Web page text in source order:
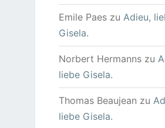
Emile Paeszu Adieu,
Gisela.
Norbert Hermannszu
liebe Gisela.
Thomas Beaujean zu
liebe Gisela.